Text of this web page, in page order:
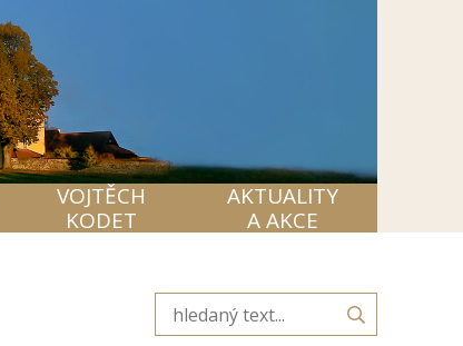
VOJTĚCH
KODET
AKTUALITY
A AKCE